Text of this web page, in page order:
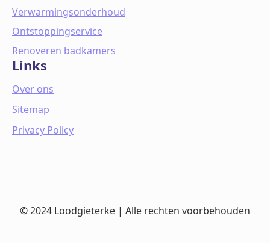
Verwarmingsonderhoud
Ontstoppingservice
Renoveren badkamers
Links
Over ons
Sitemap
Privacy Policy
© 2024 Loodgieterke | Alle rechten voorbehouden